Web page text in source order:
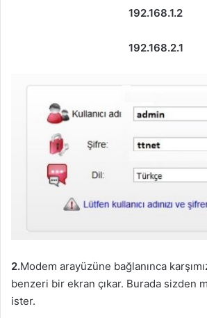
192.168.1.2
192.168.2.1
2.Modem arayüzüne bağlanınca
benzeri bir ekran çıkar. Burada sizden
ister.